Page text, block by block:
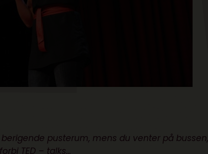
pusterum, mens du venter på
TED – talks…